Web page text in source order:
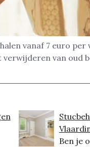
vanaf 7 euro
van oud
Ben je